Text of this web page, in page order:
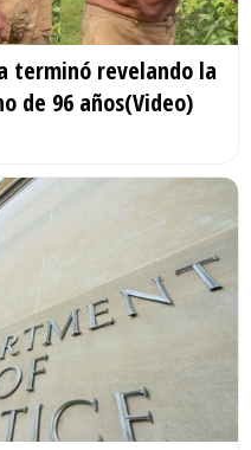
terminó revelando la
de 96 años(Video)